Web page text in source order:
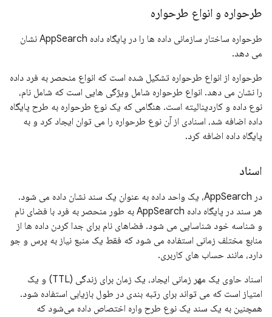
طرحواره و انواع طرحواره
طرحواره ساختار سازمانی داده ها را در پایگاه داده AppSearch نشان
می دهد.
طرحواره از انواع طرحواره تشکیل شده است که انواع منحصر به فرد داده
را نشان می دهد. انواع طرحواره شامل ویژگی هایی است که شامل نام،
نوع داده و کاردینالیته است. هنگامی که یک نوع طرحواره به طرح پایگاه
داده اضافه شد، اسنادی از آن نوع طرحواره را می توان ایجاد کرد و به
پایگاه داده اضافه کرد.
اسناد
در AppSearch، یک واحد داده به عنوان یک سند نشان داده می شود.
هر سند در پایگاه داده AppSearch به طور منحصر به فرد با فضای نام
و شناسه خود شناسایی می شود. فضاهای نام برای جدا کردن داده ها از
منابع مختلف زمانی استفاده می شود که فقط یک منبع نیاز به پرس و جو
دارد، مانند حساب های کاربری.
اسناد حاوی یک مهر زمانی ایجاد، یک زمان برای زندگی (TTL) و یک
امتیاز است که می تواند برای رتبه بندی در طول بازیابی استفاده شود.
همچنین به یک سند یک نوع طرح واره اختصاص داده می‌شود که